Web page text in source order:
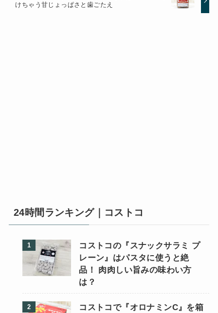
けちゃう甘じょっぱさと歯ごたえ
24時間ランキング｜コストコ
コストコの『スナックサラミ プ
レーン』はパスタに使うと絶
品！ 肉肉しい旨みの味わい方
は？
コストコで『オロナミンC』を箱